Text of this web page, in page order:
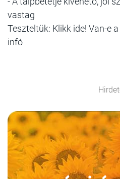
vastag
Teszteltük: Klikk ide! Van-e
infó